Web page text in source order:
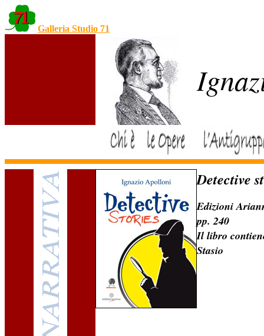
Galleria Studio 71
Detective
Edizioni
pp. 240
Il libro
Stasio